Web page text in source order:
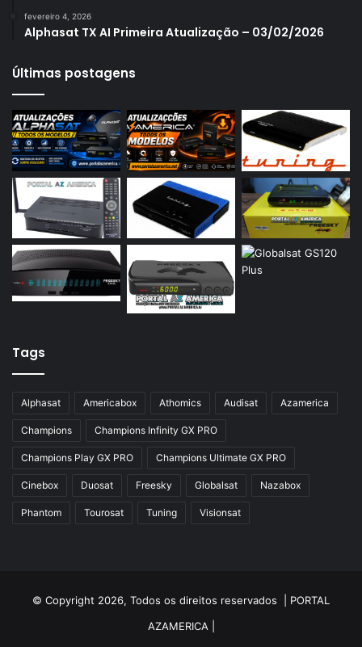
Azamerica S1009
Azamerica S2005
Azamerica S2010
Azamerica S2015
Azamerica S922
Azamerica S922 Mini
Azamerica S928
Azamerica Silver
Azamerica Silver GX PRO
Azamerica Silver IPTV
Azbox Like
Azfox
Azgold
Azplus
Azsat
Blade B1
Champions
fevereiro 4, 2026
Alphasat TX AI Primeira Atualização – 03/02/2026
Últimas postagens
Tags
Alphasat Americabox Athomics Audisat Azamerica
Champions Champions Infinity GX PRO
Champions Play GX PRO Champions Ultimate GX PRO
Cinebox Duosat Freesky Globalsat Nazabox
Phantom Tourosat Tuning Visionsat
© Copyright 2026, Todos os direitos reservados | PORTAL
AZAMERICA|